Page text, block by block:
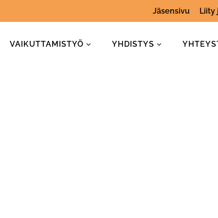
Jäsensivu Liity
VAIKUTTAMISTYÖ YHDISTYS